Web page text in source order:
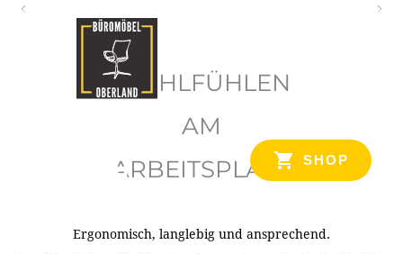
SHOP
WOHLFÜHLEN
AM
ARBEITSPLATZ
Ergonomisch, langlebig und ansprechend.